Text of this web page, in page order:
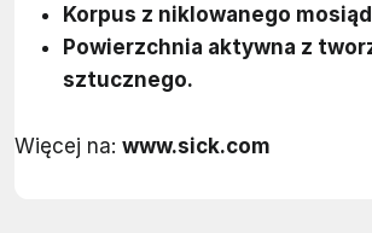
Korpus z niklowanego
Powierzchnia aktywna z
sztucznego.
Więcej na: www.sick.com